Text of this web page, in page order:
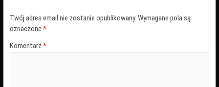
Twój adres email nie zostanie opublikowany. Wymagane pola są
oznaczone *
Komentarz *